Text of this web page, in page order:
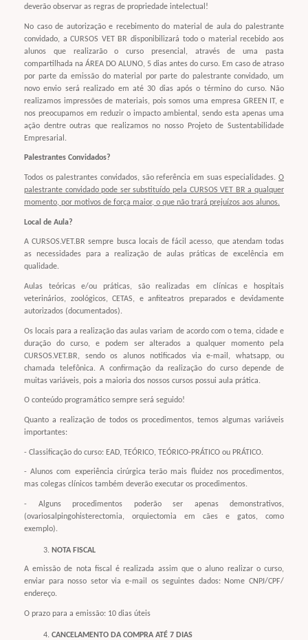
deverão observar as regras de propriedade intelectual!
No caso de autorização e recebimento do material de aula do palestrante
convidado, a CURSOS VET BR disponibilizará todo o material recebido aos
alunos que realizarão o curso presencial, através de uma pasta
compartilhada na ÁREA DO ALUNO, 5 dias antes do curso. Em caso de atraso
por parte da emissão do material por parte do palestrante convidado, um
novo envio será realizado em até 30 dias após o término do curso. Não
realizamos impressões de materiais, pois somos uma empresa GREEN IT, e
nos preocupamos em reduzir o impacto ambiental, sendo esta apenas uma
ação dentre outras que realizamos no nosso Projeto de Sustentabilidade
Empresarial.
Palestrantes Convidados?
Todos os palestrantes convidados, são referência em suas especialidades. O
palestrante convidado pode ser substituído pela CURSOS VET BR a qualquer
momento, por motivos de força maior, o que não trará prejuízos aos alunos.
Local de Aula?
A CURSOS.VET.BR sempre busca locais de fácil acesso, que atendam todas
as necessidades para a realização de aulas práticas de excelência em
qualidade.
Aulas teóricas e/ou práticas, são realizadas em clínicas e hospitais
veterinários, zoológicos, CETAS, e anfiteatros preparados e devidamente
autorizados (documentados).
Os locais para a realização das aulas variam de acordo com o tema, cidade e
duração do curso, e podem ser alterados a qualquer momento pela
CURSOS.VET.BR, sendo os alunos notificados via e-mail, whatsapp, ou
chamada telefônica. A confirmação da realização do curso depende de
muitas variáveis, pois a maioria dos nossos cursos possui aula prática.
O conteúdo programático sempre será seguido!
Quanto a realização de todos os procedimentos, temos algumas variáveis
importantes:
- Classificação do curso: EAD, TEÓRICO, TEÓRICO-PRÁTICO ou PRÁTICO.
- Alunos com experiência cirúrgica terão mais fluidez nos procedimentos,
mas colegas clínicos também deverão executar os procedimentos.
- Alguns procedimentos poderão ser apenas demonstrativos,
(ovariosalpingohisterectomia, orquiectomia em cães e gatos, como
exemplo).
NOTA FISCAL
A emissão de nota fiscal é realizada assim que o aluno realizar o curso,
enviar para nosso setor via e-mail os seguintes dados: Nome CNPJ/CPF/
endereço.
O prazo para a emissão: 10 dias úteis
CANCELAMENTO DA COMPRA ATÉ 7 DIAS